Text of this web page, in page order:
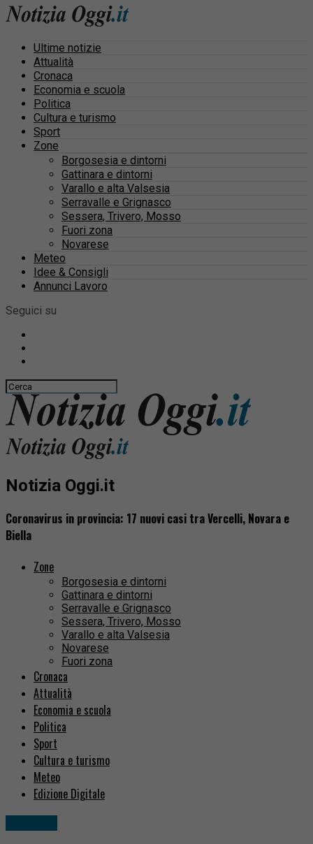
Ultime notizie
Attualità
Cronaca
Economia e scuola
Politica
Cultura e turismo
Sport
Zone
Borgosesia e dintorni
Gattinara e dintorni
Varallo e alta Valsesia
Serravalle e Grignasco
Sessera, Trivero, Mosso
Fuori zona
Novarese
Meteo
Idee & Consigli
Annunci Lavoro
Seguici su
Notizia Oggi.it
Coronavirus in provincia: 17 nuovi casi tra Vercelli, Novara e
Biella
Zone
Borgosesia e dintorni
Gattinara e dintorni
Serravalle e Grignasco
Sessera, Trivero, Mosso
Varallo e alta Valsesia
Novarese
Fuori zona
Cronaca
Attualità
Economia e scuola
Politica
Sport
Cultura e turismo
Meteo
Edizione Digitale